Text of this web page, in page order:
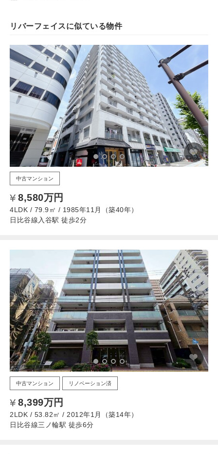
リバーフェイスに似ている物件
中古マンション
8,580万円
4LDK / 79.9㎡ / 1985年11月（築40年）
日比谷線入谷駅 徒歩2分
中古マンション リノベーション済
8,399万円
2LDK / 53.82㎡ / 2012年1月（築14年）
日比谷線三ノ輪駅 徒歩6分